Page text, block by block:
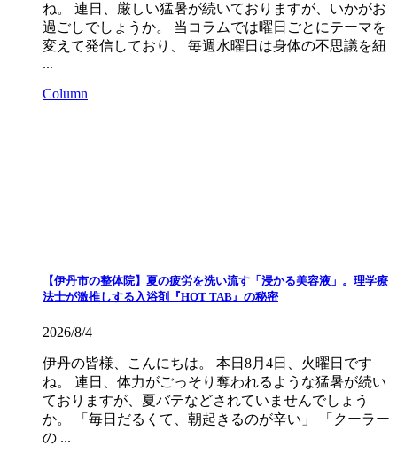
ね。 連日、厳しい猛暑が続いておりますが、いかがお
過ごしでしょうか。 当コラムでは曜日ごとにテーマを
変えて発信しており、 毎週水曜日は身体の不思議を紐
...
Column
【伊丹市の整体院】夏の疲労を洗い流す「浸かる美容液」。理学療
法士が激推しする入浴剤『HOT TAB』の秘密
2026/8/4
伊丹の皆様、こんにちは。 本日8月4日、火曜日です
ね。 連日、体力がごっそり奪われるような猛暑が続い
ておりますが、夏バテなどされていませんでしょう
か。 「毎日だるくて、朝起きるのが辛い」 「クーラー
の ...